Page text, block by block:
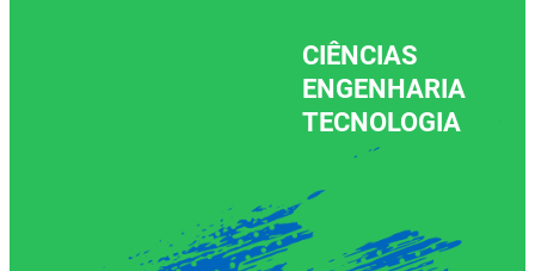
CIÊNCIAS
ENGENHARIA
TECNOLOGIA